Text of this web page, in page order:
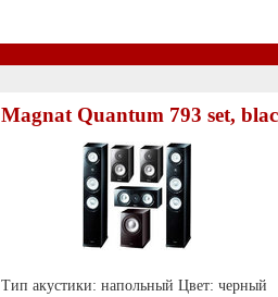
Magnat Quantum 793 set,
Тип акустики: напольный Цвет: черный